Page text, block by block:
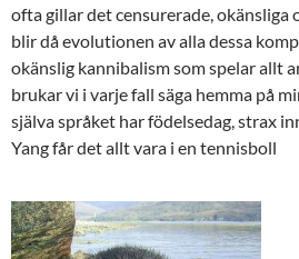
ofta gillar det censurerade, okänsliga
blir då evolutionen av alla dessa
okänslig kannibalism som spelar allt
brukar vi i varje fall säga hemma på
själva språket har födelsedag, strax
Yang får det allt vara i en tennisboll